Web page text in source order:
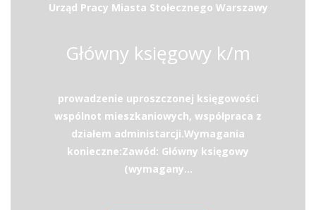
Urząd Pracy Miasta Stołecznego Warszawy
Główny księgowy k/m
prowadzenie uproszczonej księgowości
wspólnot mieszkaniowych, współpraca z
działem administarcji.Wymagania
konieczne:Zawód: Główny księgowy
(wymagany...